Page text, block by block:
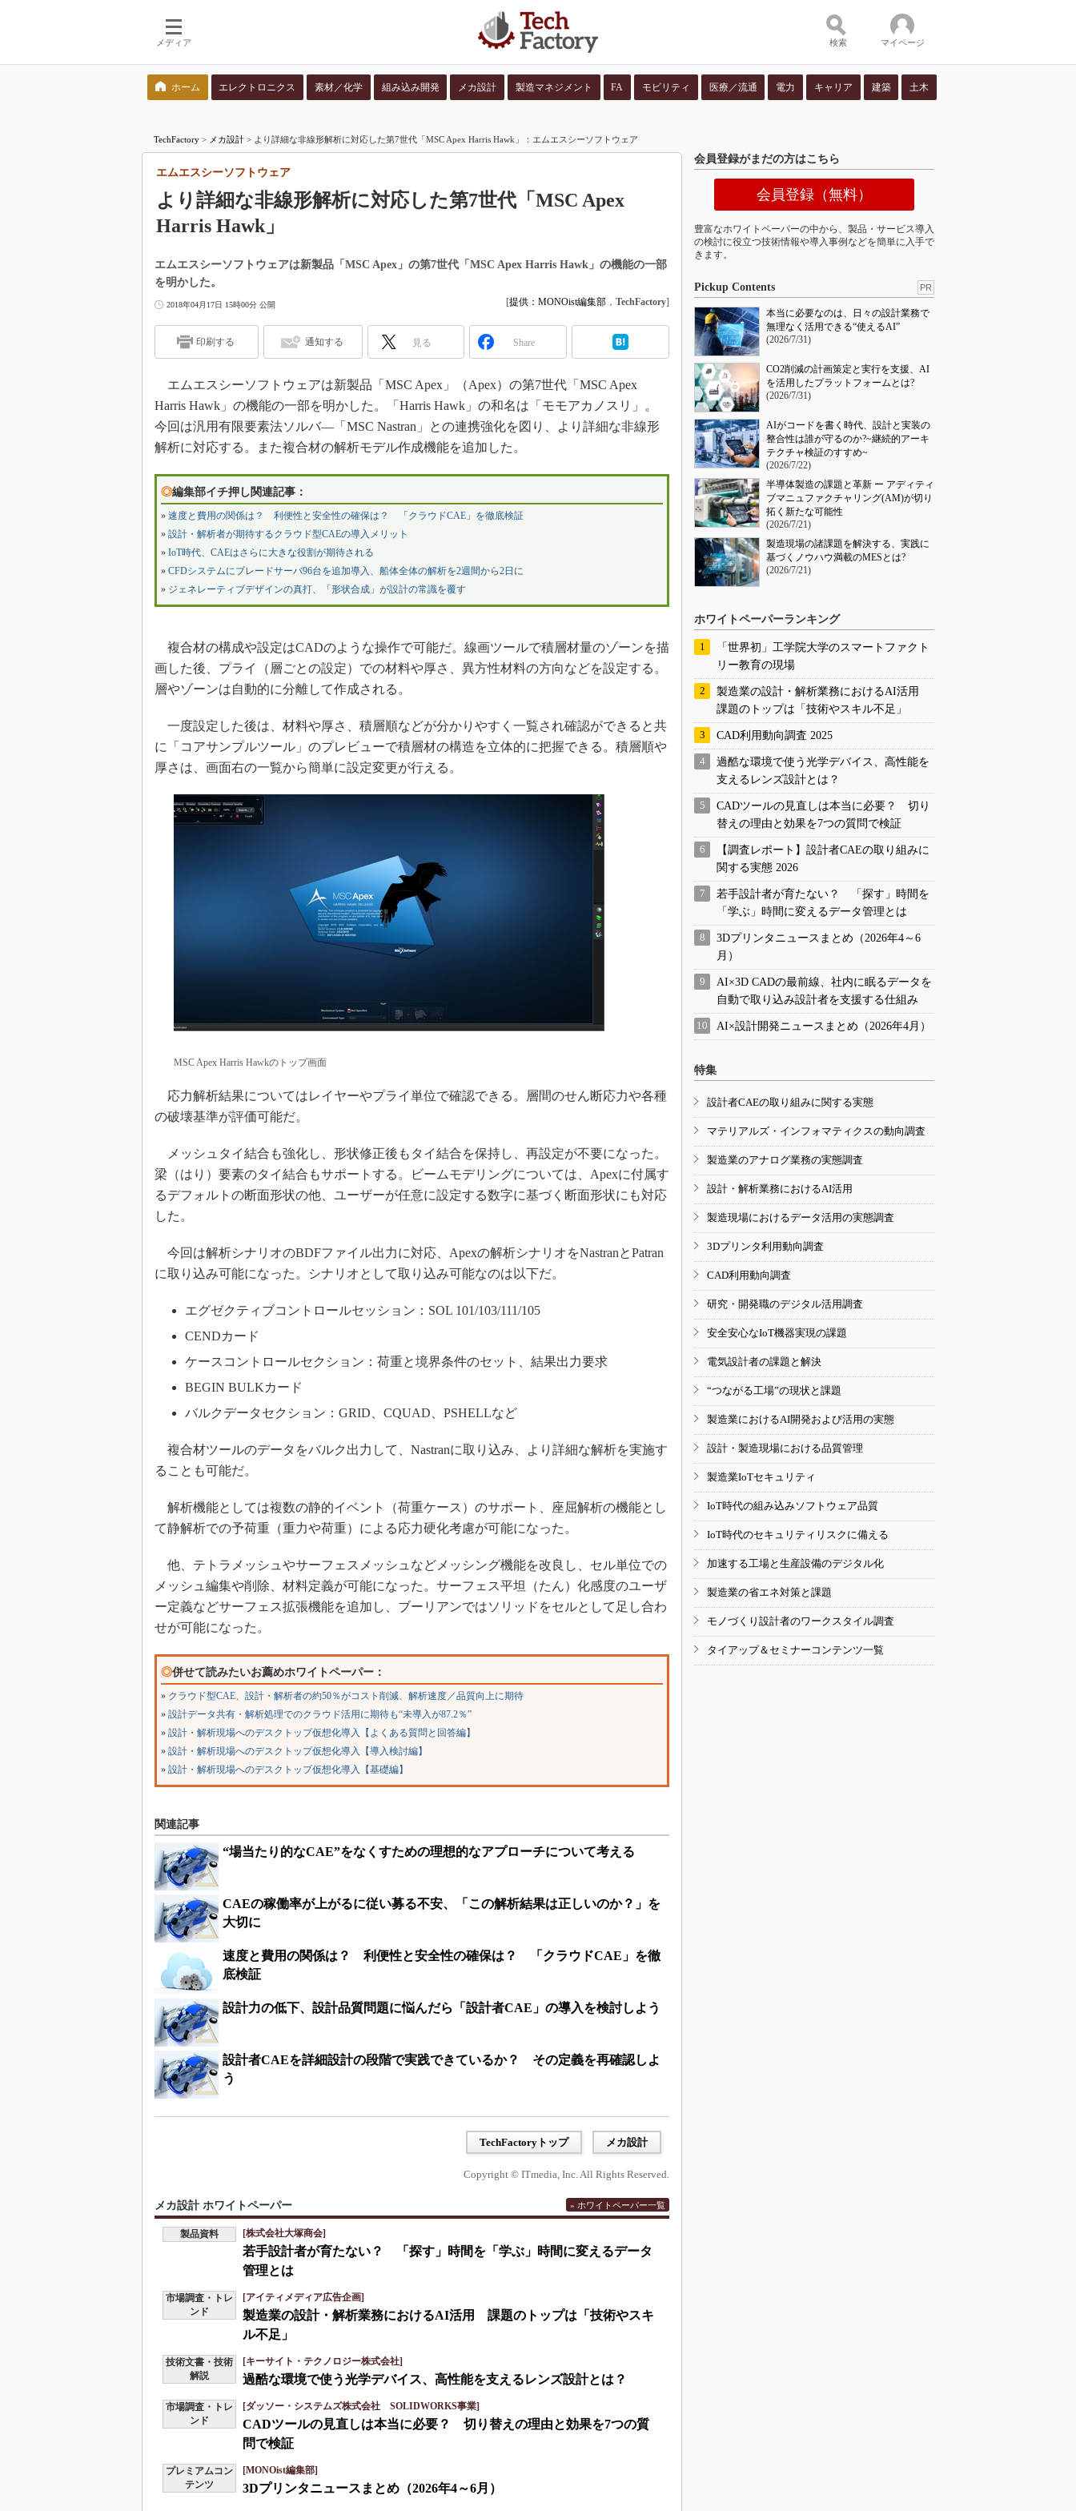
メディア 検索 マイページ
ホーム エレクトロニクス 素材／化学 組み込み開発 メカ設計 製造マネジメント FA モビリティ 医療／流通 電力 キャリア 建築 土木
TechFactory > メカ設計 > より詳細な非線形解析に対応した第7世代「MSC Apex Harris Hawk」：エムエスシーソフトウェア
より詳細な非線形解析に対応した第7世代「MSC Apex
Harris Hawk」
エムエスシーソフトウェア
エムエスシーソフトウェアは新製品「MSC Apex」の第7世代「MSC Apex Harris Hawk」の機能の一部
を明かした。
2018年04月17日 15時00分 公開 [提供：MONOist編集部 ， TechFactory]
印刷する 通知する 見る Share
エムエスシーソフトウェアは新製品「MSC Apex」（Apex）の第7世代「MSC Apex
Harris Hawk」の機能の一部を明かした。「Harris Hawk」の和名は「モモアカノスリ」。
今回は汎用有限要素法ソルバ―「MSC Nastran」との連携強化を図り、より詳細な非線形
解析に対応する。また複合材の解析モデル作成機能を追加した。
◎編集部イチ押し関連記事：
» 速度と費用の関係は？ 利便性と安全性の確保は？ 「クラウドCAE」を徹底検証
» 設計・解析者が期待するクラウド型CAEの導入メリット
» IoT時代、CAEはさらに大きな役割が期待される
» CFDシステムにブレードサーバ96台を追加導入、船体全体の解析を2週間から2日に
» ジェネレーティブデザインの真打、「形状合成」が設計の常識を覆す
複合材の構成や設定はCADのような操作で可能だ。線画ツールで積層材量のゾーンを描
画した後、プライ（層ごとの設定）での材料や厚さ、異方性材料の方向などを設定する。
層やゾーンは自動的に分離して作成される。
一度設定した後は、材料や厚さ、積層順などが分かりやすく一覧され確認ができると共
に「コアサンプルツール」のプレビューで積層材の構造を立体的に把握できる。積層順や
厚さは、画面右の一覧から簡単に設定変更が行える。
MSC Apex Harris Hawkのトップ画面
応力解析結果についてはレイヤーやプライ単位で確認できる。層間のせん断応力や各種
の破壊基準が評価可能だ。
メッシュタイ結合も強化し、形状修正後もタイ結合を保持し、再設定が不要になった。
梁（はり）要素のタイ結合もサポートする。ビームモデリングについては、Apexに付属す
るデフォルトの断面形状の他、ユーザーが任意に設定する数字に基づく断面形状にも対応
した。
今回は解析シナリオのBDFファイル出力に対応、Apexの解析シナリオをNastranとPatran
に取り込み可能になった。シナリオとして取り込み可能なのは以下だ。
エグゼクティブコントロールセッション：SOL 101/103/111/105
CENDカード
ケースコントロールセクション：荷重と境界条件のセット、結果出力要求
BEGIN BULKカード
バルクデータセクション：GRID、CQUAD、PSHELLなど
複合材ツールのデータをバルク出力して、Nastranに取り込み、より詳細な解析を実施す
ることも可能だ。
解析機能としては複数の静的イベント（荷重ケース）のサポート、座屈解析の機能とし
て静解析での予荷重（重力や荷重）による応力硬化考慮が可能になった。
他、テトラメッシュやサーフェスメッシュなどメッシング機能を改良し、セル単位での
メッシュ編集や削除、材料定義が可能になった。サーフェス平坦（たん）化感度のユーザ
ー定義などサーフェス拡張機能を追加し、ブーリアンではソリッドをセルとして足し合わ
せが可能になった。
◎併せて読みたいお薦めホワイトペーパー：
» クラウド型CAE、設計・解析者の約50％がコスト削減、解析速度／品質向上に期待
» 設計データ共有・解析処理でのクラウド活用に期待も“未導入が87.2％”
» 設計・解析現場へのデスクトップ仮想化導入【よくある質問と回答編】
» 設計・解析現場へのデスクトップ仮想化導入【導入検討編】
» 設計・解析現場へのデスクトップ仮想化導入【基礎編】
関連記事
“場当たり的なCAE”をなくすための理想的なアプローチについて考える
CAEの稼働率が上がるに従い募る不安、「この解析結果は正しいのか？」を
大切に
速度と費用の関係は？ 利便性と安全性の確保は？ 「クラウドCAE」を徹
底検証
設計力の低下、設計品質問題に悩んだら「設計者CAE」の導入を検討しよう
設計者CAEを詳細設計の段階で実践できているか？ その定義を再確認しよ
う
TechFactoryトップ メカ設計
Copyright © ITmedia, Inc. All Rights Reserved.
メカ設計 ホワイトペーパー » ホワイトペーパー一覧
製品資料 [株式会社大塚商会]
若手設計者が育たない？ 「探す」時間を「学ぶ」時間に変えるデータ
管理とは
市場調査・トレ
ンド
[アイティメディア広告企画]
製造業の設計・解析業務におけるAI活用 課題のトップは「技術やスキ
ル不足」
技術文書・技術
解説
[キーサイト・テクノロジー株式会社]
過酷な環境で使う光学デバイス、高性能を支えるレンズ設計とは？
市場調査・トレ
ンド
[ダッソー・システムズ株式会社 SOLIDWORKS事業]
CADツールの見直しは本当に必要？ 切り替えの理由と効果を7つの質
問で検証
プレミアムコン
テンツ
[MONOist編集部]
3Dプリンタニュースまとめ（2026年4～6月）
会員登録がまだの方はこちら
会員登録（無料）
豊富なホワイトペーパーの中から、製品・サービス導入
の検討に役立つ技術情報や導入事例などを簡単に入手で
きます。
Pickup Contents PR
本当に必要なのは、日々の設計業務で
無理なく活用できる“使えるAI”
(2026/7/31)
CO2削減の計画策定と実行を支援、AI
を活用したプラットフォームとは?
(2026/7/31)
AIがコードを書く時代、設計と実装の
整合性は誰が守るのか?~継続的アーキ
テクチャ検証のすすめ~
(2026/7/22)
半導体製造の課題と革新 ー アディティ
ブマニュファクチャリング(AM)が切り
拓く新たな可能性
(2026/7/21)
製造現場の諸課題を解決する、実践に
基づくノウハウ満載のMESとは?
(2026/7/21)
ホワイトペーパーランキング
「世界初」工学院大学のスマートファクト
リー教育の現場
製造業の設計・解析業務におけるAI活用
課題のトップは「技術やスキル不足」
CAD利用動向調査 2025
過酷な環境で使う光学デバイス、高性能を
支えるレンズ設計とは？
CADツールの見直しは本当に必要？ 切り
替えの理由と効果を7つの質問で検証
【調査レポート】設計者CAEの取り組みに
関する実態 2026
若手設計者が育たない？ 「探す」時間を
「学ぶ」時間に変えるデータ管理とは
3Dプリンタニュースまとめ（2026年4～6
月）
AI×3D CADの最前線、社内に眠るデータを
自動で取り込み設計者を支援する仕組み
AI×設計開発ニュースまとめ（2026年4月）
特集
設計者CAEの取り組みに関する実態
マテリアルズ・インフォマティクスの動向調査
製造業のアナログ業務の実態調査
設計・解析業務におけるAI活用
製造現場におけるデータ活用の実態調査
3Dプリンタ利用動向調査
CAD利用動向調査
研究・開発職のデジタル活用調査
安全安心なIoT機器実現の課題
電気設計者の課題と解決
“つながる工場”の現状と課題
製造業におけるAI開発および活用の実態
設計・製造現場における品質管理
製造業IoTセキュリティ
IoT時代の組み込みソフトウェア品質
IoT時代のセキュリティリスクに備える
加速する工場と生産設備のデジタル化
製造業の省エネ対策と課題
モノづくり設計者のワークスタイル調査
タイアップ＆セミナーコンテンツ一覧